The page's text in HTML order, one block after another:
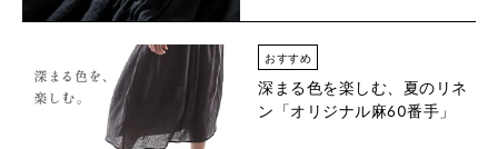
おすすめ
深まる色を楽しむ、夏のリネ
ン「オリジナル麻60番手」